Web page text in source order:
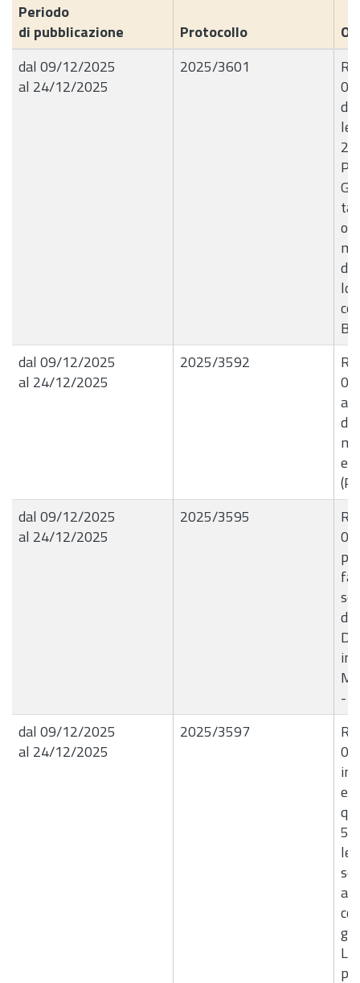
Periodo
di pubblicazione
Protocollo
dal 09/12/2025
al 24/12/2025
2025/3601
lo
dal 09/12/2025
al 24/12/2025
2025/3592
a
di
dal 09/12/2025
al 24/12/2025
2025/3595
-
dal 09/12/2025
al 24/12/2025
2025/3597
ex
5,